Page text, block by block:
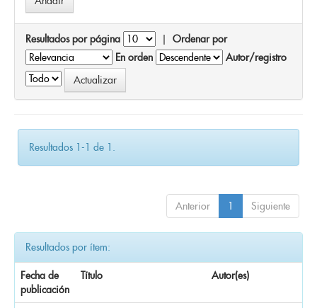
Resultados por página | Ordenar por
En orden
Autor/registro
Resultados 1-1 de 1.
Anterior 1 Siguiente
Resultados por ítem:
Fecha de
publicación
Título Autor(es)